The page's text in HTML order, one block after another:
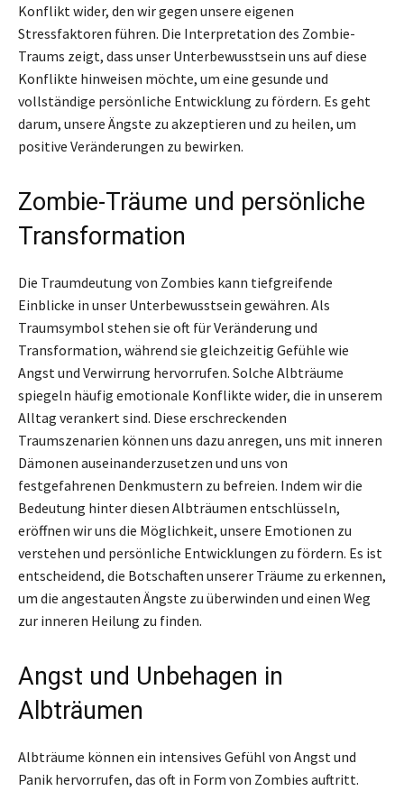
Konflikt wider, den wir gegen unsere eigenen
Stressfaktoren führen. Die Interpretation des Zombie-
Traums zeigt, dass unser Unterbewusstsein uns auf diese
Konflikte hinweisen möchte, um eine gesunde und
vollständige persönliche Entwicklung zu fördern. Es geht
darum, unsere Ängste zu akzeptieren und zu heilen, um
positive Veränderungen zu bewirken.
Zombie-Träume und persönliche
Transformation
Die Traumdeutung von Zombies kann tiefgreifende
Einblicke in unser Unterbewusstsein gewähren. Als
Traumsymbol stehen sie oft für Veränderung und
Transformation, während sie gleichzeitig Gefühle wie
Angst und Verwirrung hervorrufen. Solche Albträume
spiegeln häufig emotionale Konflikte wider, die in unserem
Alltag verankert sind. Diese erschreckenden
Traumszenarien können uns dazu anregen, uns mit inneren
Dämonen auseinanderzusetzen und uns von
festgefahrenen Denkmustern zu befreien. Indem wir die
Bedeutung hinter diesen Albträumen entschlüsseln,
eröffnen wir uns die Möglichkeit, unsere Emotionen zu
verstehen und persönliche Entwicklungen zu fördern. Es ist
entscheidend, die Botschaften unserer Träume zu erkennen,
um die angestauten Ängste zu überwinden und einen Weg
zur inneren Heilung zu finden.
Angst und Unbehagen in
Albträumen
Albträume können ein intensives Gefühl von Angst und
Panik hervorrufen, das oft in Form von Zombies auftritt.